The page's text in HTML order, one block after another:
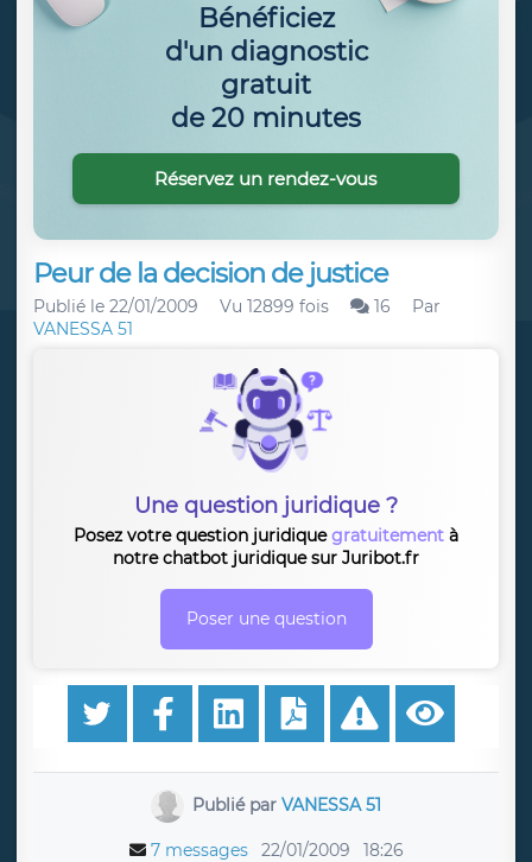
Peur de la decision de justice
Publié le 22/01/2009 Vu 12899 fois 16
Par
VANESSA 51
Une question juridique ?
Posez votre question juridiquegratuitement à
notre chatbot juridique sur Juribot.fr
Poser une question
Publié parVANESSA 51
7 messages 22/01/2009 18:26
Bénéficiez
d'un diagnostic
gratuit
de 20 minutes
Réservez un rendez-vous